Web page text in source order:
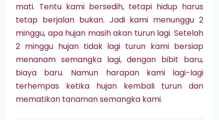
mati. Tentu kami bersedih, tetapi hidup harus
tetap berjalan bukan. Jadi kami menunggu 2
minggu, apa hujan masih akan turun lagi. Setelah
2 minggu hujan tidak lagi turun kami bersiap
menanam semangka lagi, dengan bibit baru,
biaya baru. Namun harapan kami lagi-lagi
terhempas ketika hujan kembali turun dan
mematikan tanaman semangka kami.